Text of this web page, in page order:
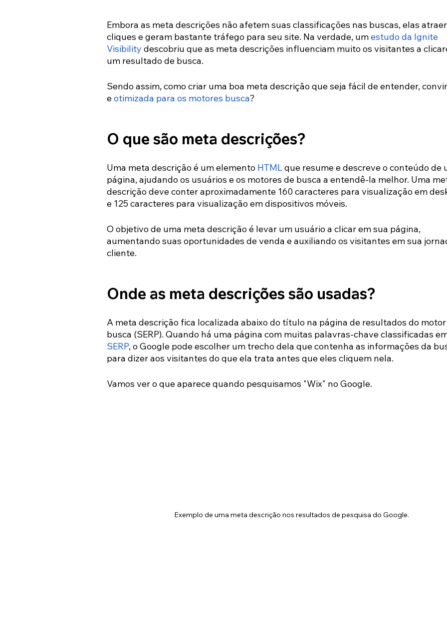
Embora as meta descrições não afetem suas classificações nas buscas, elas
cliques e geram bastante tráfego para seu site. Na verdade, um estudo da Ignite
Visibility descobriu que as meta descrições influenciam muito os visitantes a
um resultado de busca.
Sendo assim, como criar uma boa meta descrição que seja fácil de entender,
e otimizada para os motores busca?
O que são meta descrições?
Uma meta descrição é um elemento HTML que resume e descreve o conteúdo de
página, ajudando os usuários e os motores de busca a entendê-la melhor. Uma
descrição deve conter aproximadamente 160 caracteres para visualização em
e 125 caracteres para visualização em dispositivos móveis.
O objetivo de uma meta descrição é levar um usuário a clicar em sua página,
aumentando suas oportunidades de venda e auxiliando os visitantes em sua
cliente.
Onde as meta descrições são usadas?
A meta descrição fica localizada abaixo do título na página de resultados do
busca (SERP). Quando há uma página com muitas palavras-chave classificadas
SERP, o Google pode escolher um trecho dela que contenha as informações da
para dizer aos visitantes do que ela trata antes que eles cliquem nela.
Vamos ver o que aparece quando pesquisamos "Wix" no Google.
Exemplo de uma meta descrição nos resultados de pesquisa do Google.